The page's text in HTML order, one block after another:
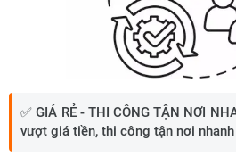
✅GIÁ RẺ - THI CÔNG TẬN NƠI
vượt giá tiền, thi công tận nơi